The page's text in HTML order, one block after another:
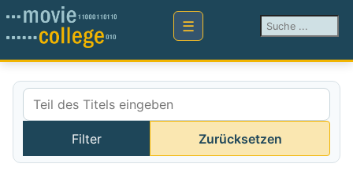
Suchen ...
Teil des Titels eingeben
Filter Zurücksetzen